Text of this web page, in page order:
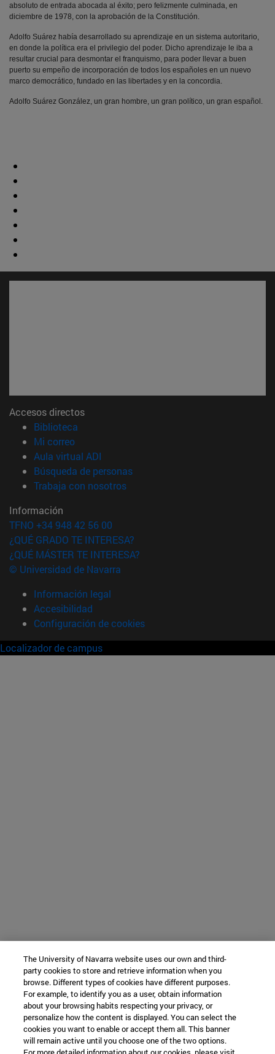
absoluto de entrada abocada al éxito; pero felizmente culminada, en
diciembre de 1978, con la aprobación de la Constitución.
Adolfo Suárez había desarrollado su aprendizaje en un sistema autoritario,
en donde la política era el privilegio del poder. Dicho aprendizaje le iba a
resultar crucial para desmontar el franquismo, para poder llevar a buen
puerto su empeño de incorporación de todos los españoles en un nuevo
marco democrático, fundado en las libertades y en la concordia.
Adolfo Suárez González, un gran hombre, un gran político, un gran español.
Accesos directos
Biblioteca
Mi correo(abre en nueva ventana)
Aula virtual ADI
Búsqueda de personas(abre en nueva ventana)
Trabaja con nosotros(abre en nueva ventana)
Información
TFNO +34 948 42 56 00
¿QUÉ GRADO TE INTERESA?
¿QUÉ MÁSTER TE INTERESA?
© Universidad de Navarra
Información legal
Accesibilidad
Configuración de cookies
Localizador de campus
The University of Navarra website uses our own and third-
party cookies to store and retrieve information when you
browse. Different types of cookies have different purposes.
For example, to identify you as a user, obtain information
about your browsing habits respecting your privacy, or
personalize how the content is displayed. You can select the
cookies you want to enable or accept them all. This banner
will remain active until you choose one of the two options.